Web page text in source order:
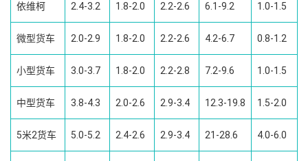
依维柯 2.4-3.2 1.8-2.0 2.2-2.6 6.1-9.2 1.0-1.5
微型货车 2.0-2.9 1.8-2.0 2.2-2.6 4.2-6.7 0.8-1.2
小型货车 3.0-3.7 1.8-2.0 2.2-2.8 7.2-9.6 1.0-1.5
中型货车 3.8-4.3 2.0-2.6 2.9-3.4 12.3-19.8 1.5-2.0
5米2货车 5.0-5.2 2.4-2.6 2.9-3.4 21-28.6 4.0-6.0